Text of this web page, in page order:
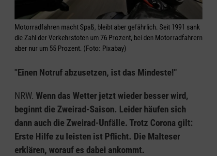
Motorradfahren macht Spaß, bleibt aber gefährlich. Seit 1991 sank
die Zahl der Verkehrstoten um 76 Prozent, bei den Motorradfahrern
aber nur um 55 Prozent. (Foto: Pixabay)
"Einen Notruf abzusetzen, ist das Mindeste!"
NRW. Wenn das Wetter jetzt wieder besser wird,
beginnt die Zweirad-Saison. Leider häufen sich
dann auch die Zweirad-Unfälle. Trotz Corona gilt:
Erste Hilfe zu leisten ist Pflicht. Die Malteser
erklären, worauf es dabei ankommt.